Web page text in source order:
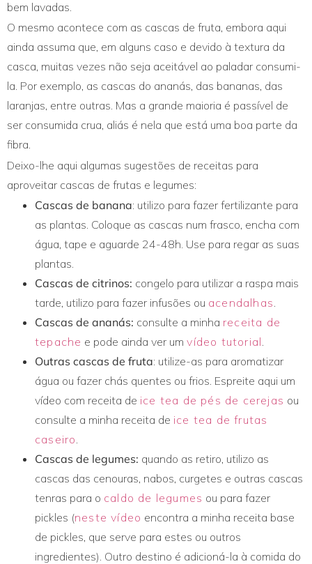
bem lavadas.
O mesmo acontece com as cascas de fruta, embora aqui
ainda assuma que, em alguns caso e devido à textura da
casca, muitas vezes não seja aceitável ao paladar consumi-
la. Por exemplo, as cascas do ananás, das bananas, das
laranjas, entre outras. Mas a grande maioria é passível de
ser consumida crua, aliás é nela que está uma boa parte da
fibra.
Deixo-lhe aqui algumas sugestões de receitas para
aproveitar cascas de frutas e legumes:
Cascas de banana: utilizo para fazer fertilizante para
as plantas. Coloque as cascas num frasco, encha com
água, tape e aguarde 24-48h. Use para regar as suas
plantas.
Cascas de citrinos: congelo para utilizar a raspa mais
tarde, utilizo para fazer infusões ou acendalhas
Cascas de ananás: consulte a minha receita de
tepache e pode ainda ver umvídeo tutorial
Outras cascas de fruta: utilize-as para aromatizar
água ou fazer chás quentes ou frios. Espreite aqui um
vídeo com receita de ice tea de pés de cerejas ou
consulte a minha receita de ice tea de frutas
caseiro
Cascas de legumes: quando as retiro, utilizo as
cascas das cenouras, nabos, curgetes e outras cascas
tenras para o caldo de legumes ou para fazer
pickles (neste vídeo encontra a minha receita base
de pickles, que serve para estes ou outros
ingredientes). Outro destino é adicioná-la à comida do